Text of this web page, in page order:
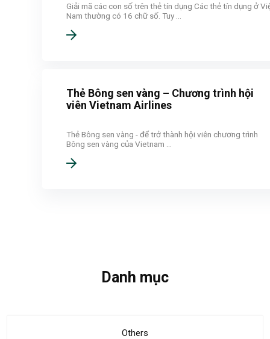
Giải mã các con số trên thẻ tín dụng Các thẻ tín dụng ở
Nam thường có 16 chữ số. Tuy ...
Thẻ Bông sen vàng – Chương trình hội
viên Vietnam Airlines
Thẻ Bông sen vàng - để trở thành hội viên chương trình
Bông sen vàng của Vietnam ...
Danh mục
Others